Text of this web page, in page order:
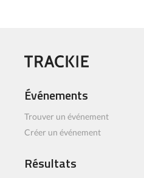
Événements
Trouver un événement
Créer un événement
Résultats